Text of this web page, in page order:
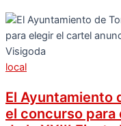
local
El Ayuntamiento
el concurso